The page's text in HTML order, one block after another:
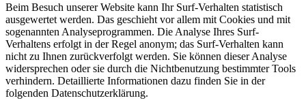
Beim Besuch unserer Website kann Ihr Surf-Verhalten statistisch
ausgewertet werden. Das geschieht vor allem mit Cookies und mit
sogenannten Analyseprogrammen. Die Analyse Ihres Surf-
Verhaltens erfolgt in der Regel anonym; das Surf-Verhalten kann
nicht zu Ihnen zurückverfolgt werden. Sie können dieser Analyse
widersprechen oder sie durch die Nichtbenutzung bestimmter Tools
verhindern. Detaillierte Informationen dazu finden Sie in der
folgenden Datenschutzerklärung.